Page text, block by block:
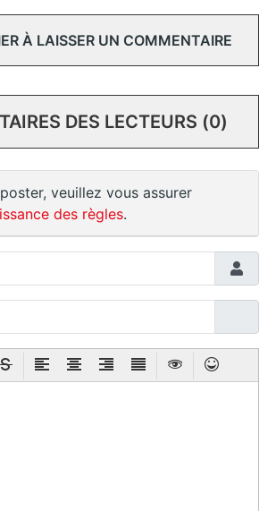
À LAISSER UN COMMENTAIRE
DES LECTEURS (0)
veuillez vous assurer
des règles.